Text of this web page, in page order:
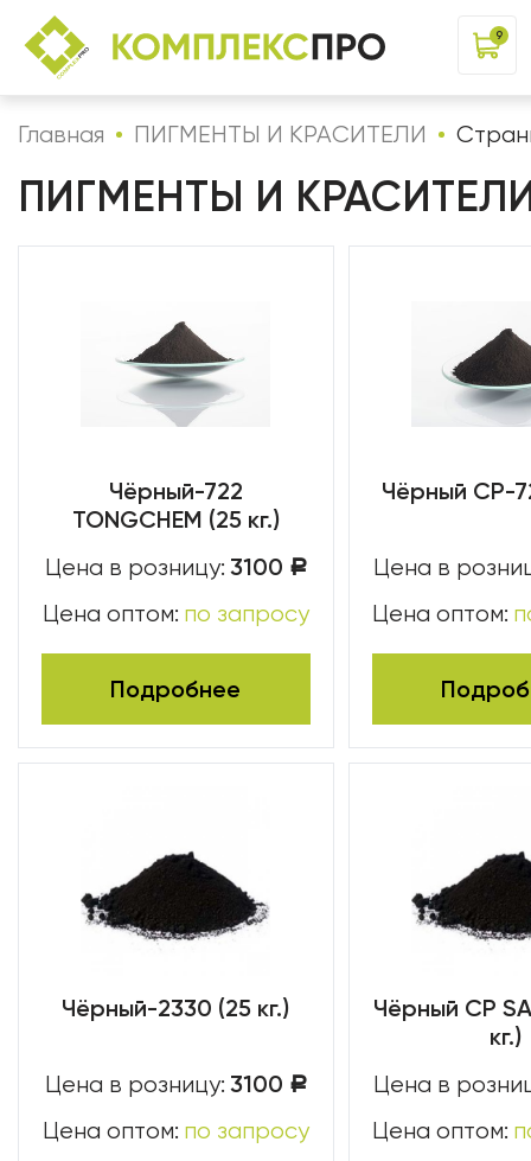
9
Главная ПИГМЕНТЫ И КРАСИТЕЛИ
ПИГМЕНТЫ И
Чёрный-722
TONGCHEM (25 кг.)
Цена в розницу: 3100 Р
Цена оптом: по запросу
Подробнее
Чёрный CP-
Цена в
Цена оптом:
Чёрный-2330 (25 кг.)
Цена в розницу: 3100 Р
Цена оптом: по запросу
Чёрный CP
кг.)
Цена в
Цена оптом: